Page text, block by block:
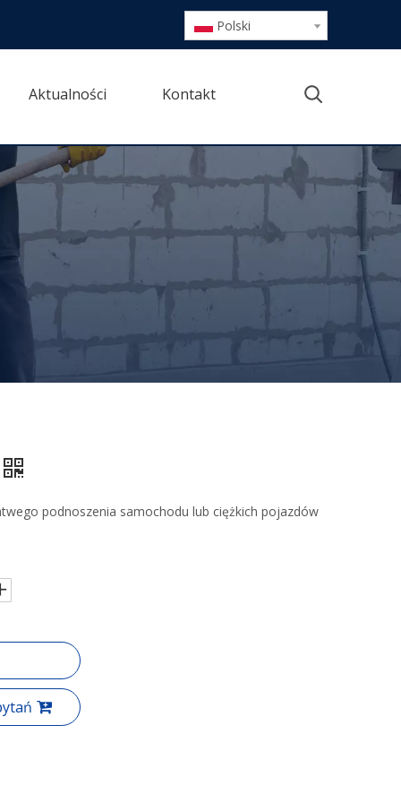
Polski
Aktualności Kontakt
podnoszenia samochodu lub ciężkich pojazdów